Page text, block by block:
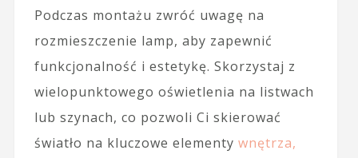
Podczas montażu zwróć uwagę na
rozmieszczenie lamp, aby zapewnić
funkcjonalność i estetykę. Skorzystaj z
wielopunktowego oświetlenia na listwach
lub szynach, co pozwoli Ci skierować
światło na kluczowe elementy wnętrza,